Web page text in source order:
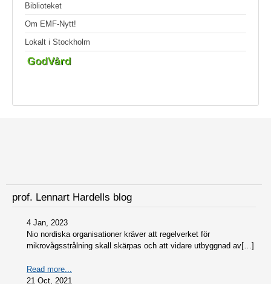
Biblioteket
Om EMF-Nytt!
Lokalt i Stockholm
prof. Lennart Hardells blog
4 Jan, 2023
Nio nordiska organisationer kräver att regelverket för
mikrovågsstrålning skall skärpas och att vidare utbyggnad av[…]
Read more...
21 Oct, 2021